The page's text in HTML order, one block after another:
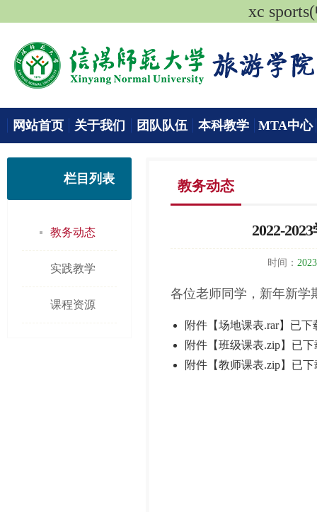
xc
网站首页 关于我们 团队队伍 本科教学 MTA中心
栏目列表
教务动态
实践教学
课程资源
教务动态
2022-
时间：
各位老师同学，新年新学
附件【场地课表.rar】已下
附件【班级课表.zip】已下
附件【教师课表.zip】已下